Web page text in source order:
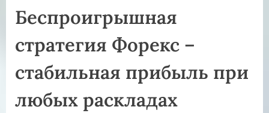
Беспроигрышная
стратегия Форекс –
стабильная прибыль при
любых раскладах